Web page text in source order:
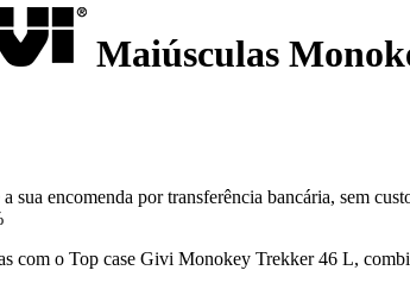
Maiúsculas
a sua encomenda por transferência bancária, sem
com o Top case Givi Monokey Trekker 46 L,